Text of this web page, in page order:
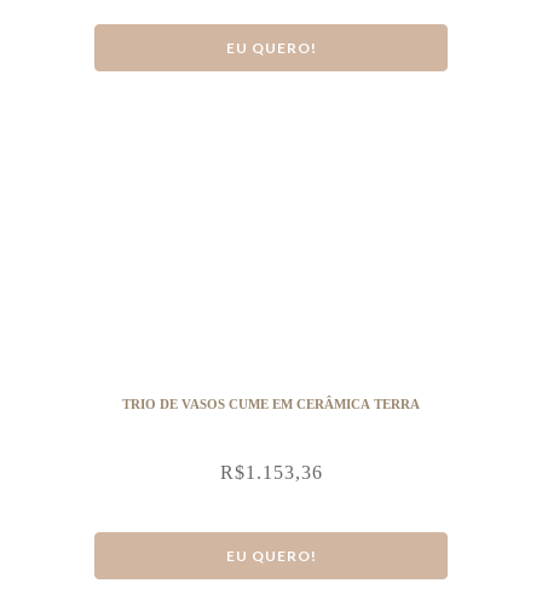
EU QUERO!
TRIO DE VASOS CUME EM CERÂMICA TERRA
R$1.153,36
EU QUERO!